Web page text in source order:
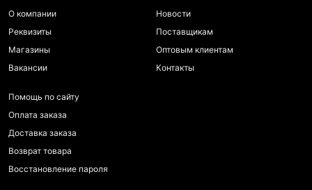
О компании
Реквизиты
Магазины
Вакансии
Новости
Поставщикам
Оптовым клиентам
Контакты
Помощь по сайту
Оплата заказа
Доставка заказа
Возврат товара
Восстановление пароля